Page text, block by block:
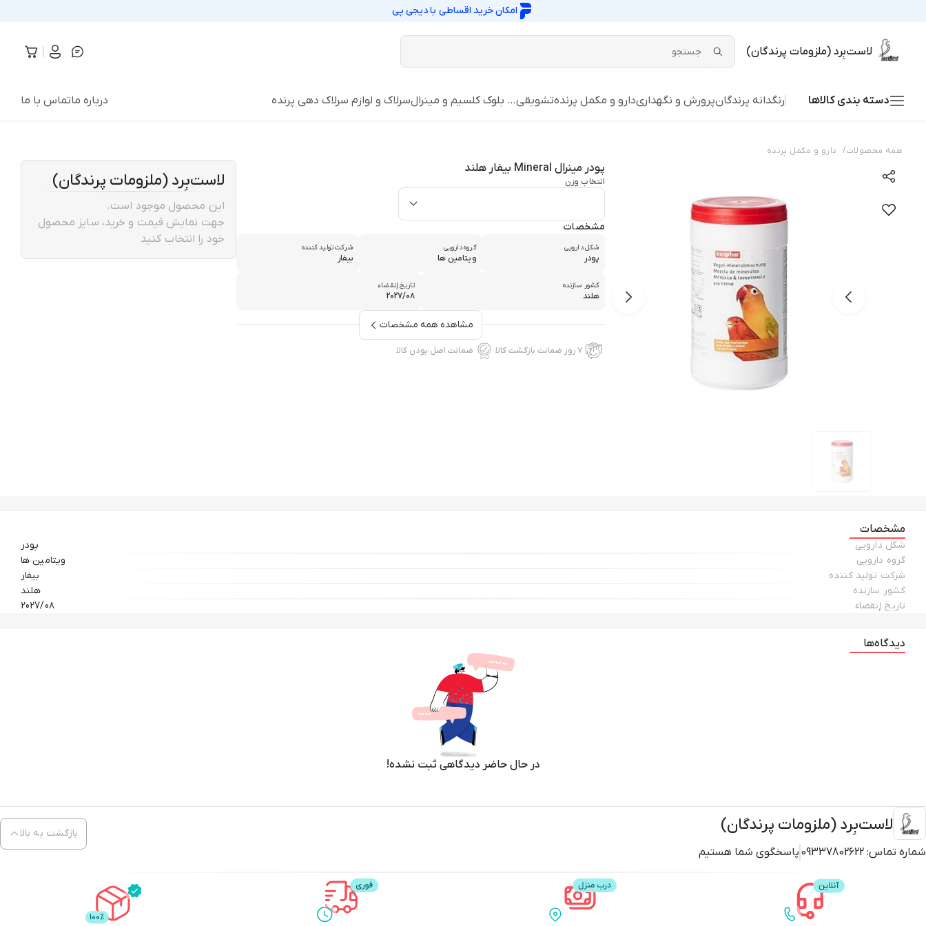
امکان خرید اقساطی بادیجی پی
لاست‌بِرد (ملزومات پرندگان)
دسته بندی کالاها رنگدانه پرندگانپرورش و نگهداریدارو و مکمل پرندهتشویقی… بلوک کلسیم و مینرالسرلاک و لوازم سرلاک دهی پرنده درباره ماتماس با ما
همه محصولات/ دارو و مکمل پرنده
پودر مینرال Mineral بیفار هلند
انتخاب وزن
مشخصات
شکل دارویی
پودر
گروه دارویی
ویتامین ها
شرکت تولید کننده
بیفار
کشور سازنده
هلند
تاریخ إنقضاء
2027/0۸
مشاهده همه مشخصات
۷ روز ضمانت بازگشت کالا ضمانت اصل بودن کالا
لاست‌بِرد (ملزومات پرندگان)
این محصول موجود است.
جهت نمایش قیمت و خرید، سایز محصول
خود را انتخاب کنید
مشخصات
شکل دارویی
پودر
گروه دارویی
ویتامین ها
شرکت تولید کننده
بیفار
کشور سازنده
هلند
تاریخ إنقضاء
2027/0۸
دیدگاه‌ها
در حال حاضر دیدگاهی ثبت نشده!
لاست‌بِرد (ملزومات پرندگان)
شماره تماس: 09337802622 پاسخگوی شما هستیم
بازگشت به بالا